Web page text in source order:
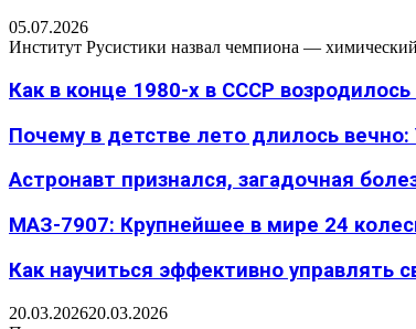
05.07.2026
Институт Русистики назвал чемпиона —
Как в конце 1980-х в СССР
Почему в детстве лето длилось
Астронавт признался, загадочная
МАЗ-7907: Крупнейшее в мире 24
Как научиться эффективно управлять
20.03.202620.03.2026